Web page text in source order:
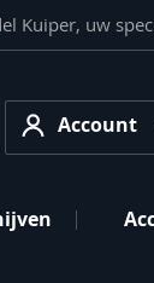
Kuiper, uw
AccountAccount